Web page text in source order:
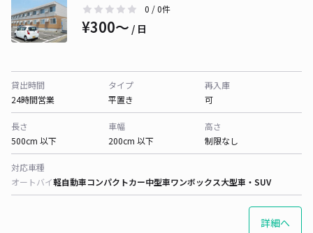
0 / 0件
¥300〜 / 日
貸出時間
24時間営業
タイプ
平置き
再入庫
可
長さ
500cm 以下
車幅
200cm 以下
高さ
制限なし
対応車種
オートバイ軽自動車コンパクトカー中型車ワンボックス大型車・SUV
詳細へ